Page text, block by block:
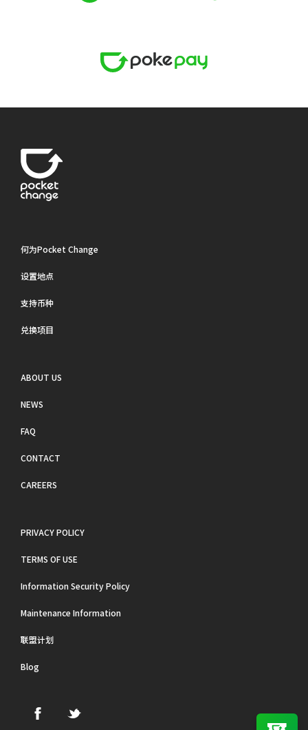
何为Pocket Change
设置地点
支持币种
兑换项目
ABOUT US
NEWS
FAQ
CONTACT
CAREERS
PRIVACY POLICY
TERMS OF USE
Information Security Policy
Maintenance Information
联盟计划
Blog